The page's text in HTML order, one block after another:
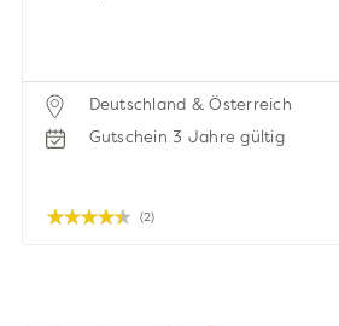
Deutschland & Österreich
Gutschein 3 Jahre gültig
(2)